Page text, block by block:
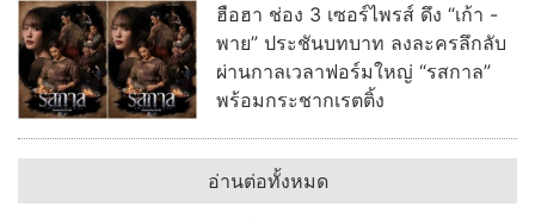
ฮือฮา ช่อง 3 เซอร์ไพรส์ ดึง “เก้า -
พาย” ประชันบทบาท ลงละครลึกลับ
ผ่านกาลเวลาฟอร์มใหญ่ “รสกาล”
พร้อมกระชากเรตติ้ง
อ่านต่อทั้งหมด